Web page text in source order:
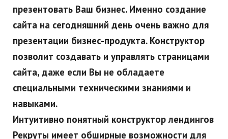
презентовать Ваш бизнес. Именно создание
сайта на сегодняшний день очень важно для
презентации бизнес-продукта. Конструктор
позволит создавать и управлять страницами
сайта, даже если Вы не обладаете
специальными техническими знаниями и
навыками.
Интуитивно понятный конструктор лендингов
Рекруты имеет обширные возможности для